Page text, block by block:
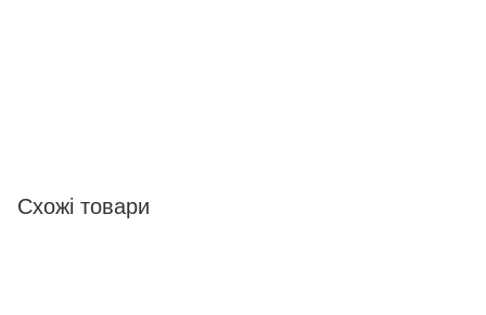
Схожі товари